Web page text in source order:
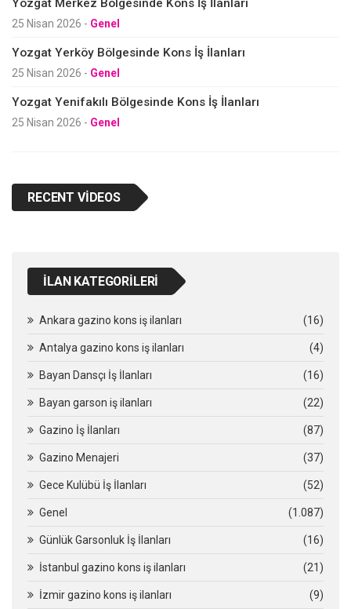
Yozgat Merkez Bölgesinde Kons İş İlanları
25 Nisan 2026 - Genel
Yozgat Yerköy Bölgesinde Kons İş İlanları
25 Nisan 2026 - Genel
Yozgat Yenifakılı Bölgesinde Kons İş İlanları
25 Nisan 2026 - Genel
RECENT VIDEOS
İLAN KATEGORILERI
Ankara gazino kons iş ilanları (16)
Antalya gazino kons iş ilanları (4)
Bayan Dansçı İş İlanları (16)
Bayan garson iş ilanları (22)
Gazino İş İlanları (87)
Gazino Menajeri (37)
Gece Kulübü İş İlanları (52)
Genel (1.087)
Günlük Garsonluk İş İlanları (16)
İstanbul gazino kons iş ilanları (21)
İzmir gazino kons iş ilanları (9)